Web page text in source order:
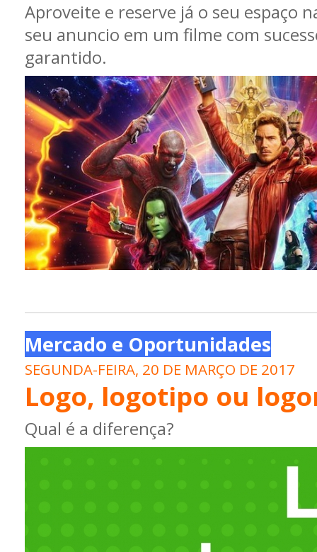
Aproveite e reserve já o seu espaço
seu anuncio em um filme com
garantido.
Mercado e Oportunidades
SEGUNDA-FEIRA, 20 DE MARÇO DE 2017
Logo, logotipo ou
Qual é a diferença?